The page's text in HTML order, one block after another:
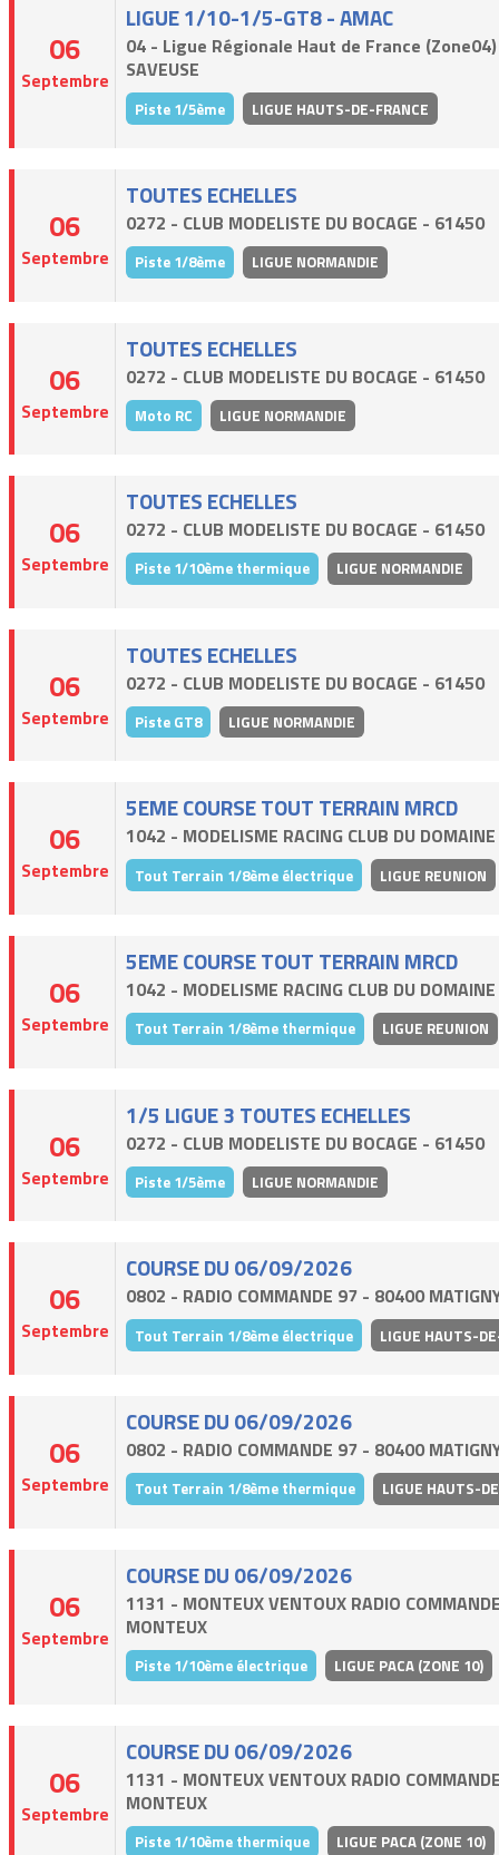
06
Septembre
LIGUE 1/10-1/5-GT8 - AMAC
04 - Ligue Régionale Haut de France
SAVEUSE
Piste 1/5ème LIGUE HAUTS-DE-FRANCE
06
Septembre
TOUTES ECHELLES
0272 - CLUB MODELISTE DU BOCAGE - 61450
Piste 1/8ème LIGUE NORMANDIE
06
Septembre
TOUTES ECHELLES
0272 - CLUB MODELISTE DU BOCAGE - 61450
Moto RC LIGUE NORMANDIE
06
Septembre
TOUTES ECHELLES
0272 - CLUB MODELISTE DU BOCAGE - 61450
Piste 1/10ème thermique LIGUE NORMANDIE
06
Septembre
TOUTES ECHELLES
0272 - CLUB MODELISTE DU BOCAGE - 61450
Piste GT8 LIGUE NORMANDIE
06
Septembre
5EME COURSE TOUT TERRAIN MRCD
1042 - MODELISME RACING CLUB DU
Tout Terrain 1/8ème électrique LIGUE REUNION
06
Septembre
5EME COURSE TOUT TERRAIN MRCD
1042 - MODELISME RACING CLUB DU
Tout Terrain 1/8ème thermique LIGUE REUNION
06
Septembre
1/5 LIGUE 3 TOUTES ECHELLES
0272 - CLUB MODELISTE DU BOCAGE - 61450
Piste 1/5ème LIGUE NORMANDIE
06
Septembre
COURSE DU 06/09/2026
0802 - RADIO COMMANDE 97 - 80400
Tout Terrain 1/8ème électrique LIGUE HAUTS-
06
Septembre
COURSE DU 06/09/2026
0802 - RADIO COMMANDE 97 - 80400
Tout Terrain 1/8ème thermique LIGUE HAUTS-
06
Septembre
COURSE DU 06/09/2026
1131 - MONTEUX VENTOUX RADIO
MONTEUX
Piste 1/10ème électrique LIGUE PACA (ZONE 10)
06
Septembre
COURSE DU 06/09/2026
1131 - MONTEUX VENTOUX RADIO
MONTEUX
Piste 1/10ème thermique LIGUE PACA (ZONE 10)